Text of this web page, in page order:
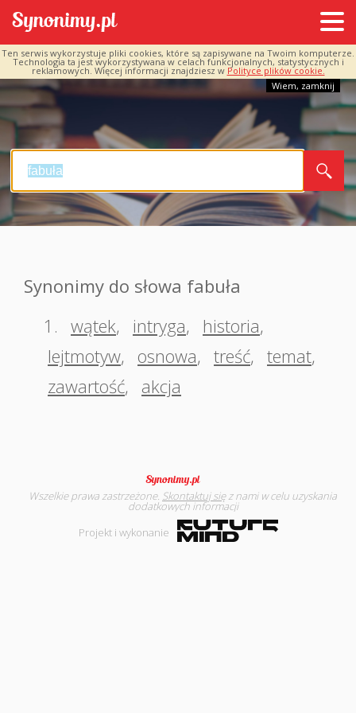
Ten serwis wykorzystuje pliki cookies, które są zapisywane na Twoim komputerze.
Technologia ta jest wykorzystywana w celach funkcjonalnych, statystycznych i
reklamowych. Więcej informacji znajdziesz w Polityce plików cookie.
Wiem, zamknij
Synonimy do słowa fabuła
1. wątek, intryga, historia,
lejtmotyw, osnowa, treść, temat,
zawartość, akcja
Wszelkie prawa zastrzeżone. Skontaktuj sięz nami w celu uzyskania
dodatkowych informacji
Projekt i wykonanie